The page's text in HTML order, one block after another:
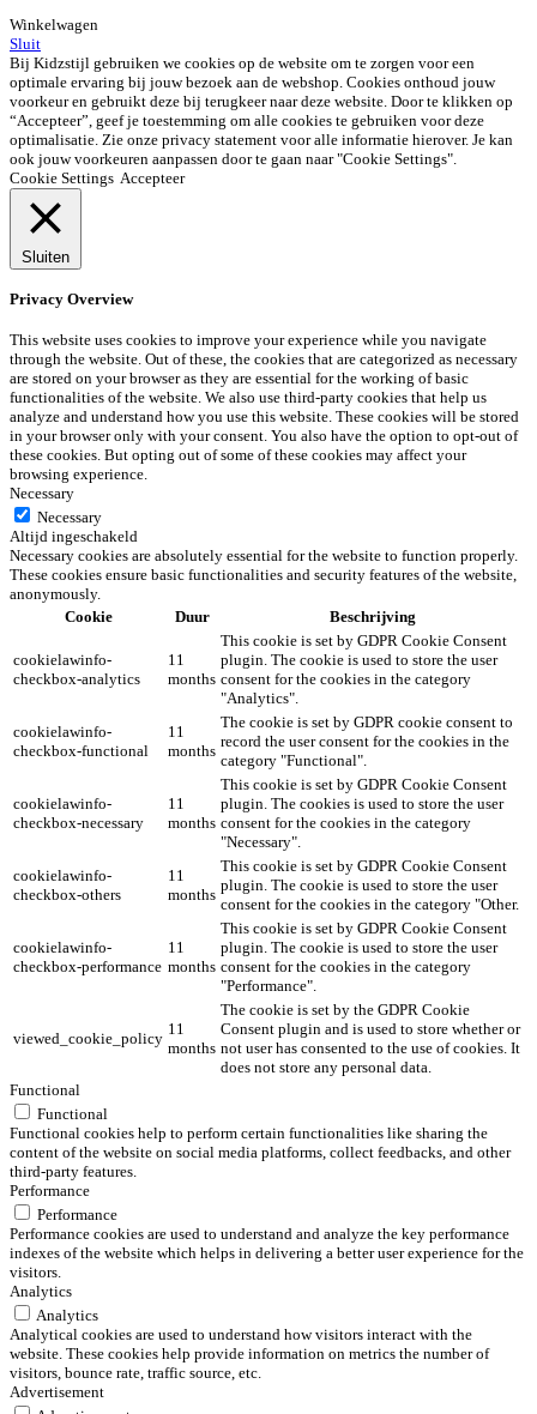
Winkelwagen
Sluit
Bij Kidzstijl gebruiken we cookies op de website om te zorgen voor een
optimale ervaring bij jouw bezoek aan de webshop. Cookies onthoud jouw
voorkeur en gebruikt deze bij terugkeer naar deze website. Door te klikken op
“Accepteer”, geef je toestemming om alle cookies te gebruiken voor deze
optimalisatie. Zie onze privacy statement voor alle informatie hierover. Je kan
ook jouw voorkeuren aanpassen door te gaan naar "Cookie Settings".
Cookie Settings Accepteer
Sluiten
Privacy Overview
This website uses cookies to improve your experience while you navigate
through the website. Out of these, the cookies that are categorized as necessary
are stored on your browser as they are essential for the working of basic
functionalities of the website. We also use third-party cookies that help us
analyze and understand how you use this website. These cookies will be stored
in your browser only with your consent. You also have the option to opt-out of
these cookies. But opting out of some of these cookies may affect your
browsing experience.
Necessary
Necessary
Altijd ingeschakeld
Necessary cookies are absolutely essential for the website to function properly.
These cookies ensure basic functionalities and security features of the website,
anonymously.
Cookie
Duur Beschrijving
cookielawinfo-
checkbox-analytics
11
months
This cookie is set by GDPR Cookie Consent
plugin. The cookie is used to store the user
consent for the cookies in the category
"Analytics".
cookielawinfo-
checkbox-functional
11
months
The cookie is set by GDPR cookie consent to
record the user consent for the cookies in the
category "Functional".
cookielawinfo-
checkbox-necessary
11
months
This cookie is set by GDPR Cookie Consent
plugin. The cookies is used to store the user
consent for the cookies in the category
"Necessary".
cookielawinfo-
checkbox-others
11
months
This cookie is set by GDPR Cookie Consent
plugin. The cookie is used to store the user
consent for the cookies in the category "Other.
cookielawinfo-
checkbox-performance
11
months
This cookie is set by GDPR Cookie Consent
plugin. The cookie is used to store the user
consent for the cookies in the category
"Performance".
viewed_cookie_policy
11
months
The cookie is set by the GDPR Cookie
Consent plugin and is used to store whether or
not user has consented to the use of cookies. It
does not store any personal data.
Functional
Functional
Functional cookies help to perform certain functionalities like sharing the
content of the website on social media platforms, collect feedbacks, and other
third-party features.
Performance
Performance
Performance cookies are used to understand and analyze the key performance
indexes of the website which helps in delivering a better user experience for the
visitors.
Analytics
Analytics
Analytical cookies are used to understand how visitors interact with the
website. These cookies help provide information on metrics the number of
visitors, bounce rate, traffic source, etc.
Advertisement